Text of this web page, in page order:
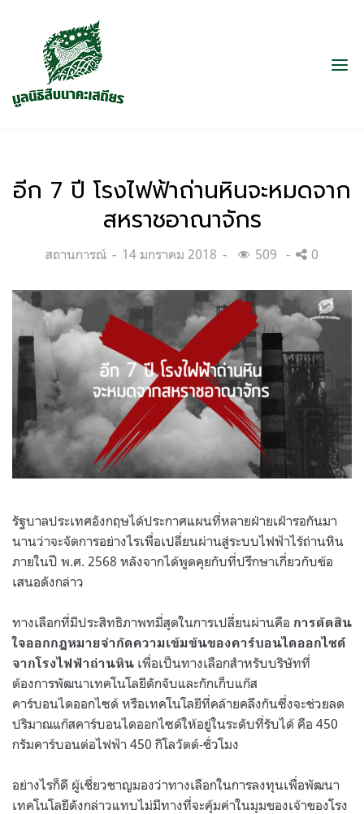
อีก 7 ปี โรงไฟฟ้าถ่านหินจะหมดจาก
สหราชอาณาจักร
Categories:
สถานการณ์
Posted
14 มกราคม 2018 509 0
รัฐบาลประเทศอังกฤษได้ประกาศแผนที่หลายฝ่ายเฝ้ารอกันมา
นานว่าจะจัดการอย่างไรเพื่อเปลี่ยนผ่านสู่ระบบไฟฟ้าไร้ถ่านหิน
ภายในปี พ.ศ. 2568 หลังจากได้พูดคุยกับที่ปรึกษาเกี่ยวกับข้อ
เสนอดังกล่าว
ทางเลือกที่มีประสิทธิภาพทมี่สุดในการเปลี่ยนผ่านคือ การตัดสิน
ใจออกกฎหมายจำกัดความเข้มข้นของคาร์บอนไดออกไซด์
จากโรงไฟฟ้าถ่านหิน เพื่อเป็นทางเลือกสำหรับบริษัทที่
ต้องการพัฒนาเทคโนโลยีดักจับและกักเก็บแก๊ส
คาร์บอนไดออกไซด์ หรือเทคโนโลยีที่คล้ายคลึงกันซึ่งจะช่วยลด
ปริมาณแก๊สคาร์บอนไดออกไซด์ให้อยู่ในระดับที่รับได้ คือ 450
กรัมคาร์บอนต่อไฟฟ้า 450 กิโลวัตต์-ชั่วโมง
อย่างไรก็ดี ผู้เชี่ยวชาญมองว่าทางเลือกในการลงทุนเพื่อพัฒนา
เทคโนโลยีดังกล่าวแทบไม่มีทางที่จะคุ้มค่าในมุมของเจ้าของโรง